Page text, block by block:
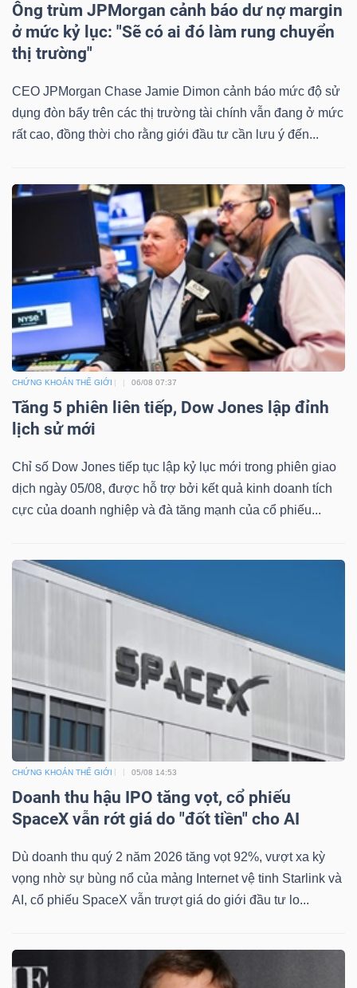
Ông trùm JPMorgan cảnh báo dư nợ margin
ở mức kỷ lục: "Sẽ có ai đó làm rung chuyển
thị trường"
CEO JPMorgan Chase Jamie Dimon cảnh báo mức độ sử
dụng đòn bẩy trên các thị trường tài chính vẫn đang ở mức
rất cao, đồng thời cho rằng giới đầu tư cần lưu ý đến...
CHỨNG KHOÁN THẾ GIỚI 06/08 07:37
Tăng 5 phiên liên tiếp, Dow Jones lập đỉnh
lịch sử mới
Chỉ số Dow Jones tiếp tục lập kỷ lục mới trong phiên giao
dịch ngày 05/08, được hỗ trợ bởi kết quả kinh doanh tích
cực của doanh nghiệp và đà tăng mạnh của cổ phiếu...
CHỨNG KHOÁN THẾ GIỚI 05/08 14:53
Doanh thu hậu IPO tăng vọt, cổ phiếu
SpaceX vẫn rớt giá do "đốt tiền" cho AI
Dù doanh thu quý 2 năm 2026 tăng vọt 92%, vượt xa kỳ
vọng nhờ sự bùng nổ của mảng Internet vệ tinh Starlink và
AI, cổ phiếu SpaceX vẫn trượt giá do giới đầu tư lo...
(-)
Bài
viết
của
tác
phân
(-)
Thuật
(-)
Dịch
vụ
(-)
Đào
Sách
chính
đầu